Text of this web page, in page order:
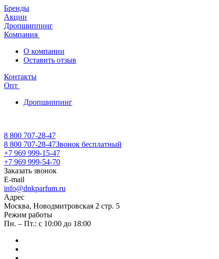
Бренды
Акции
Дропшиппинг
Компания
О компании
Оставить отзыв
Контакты
Опт
Дропшиппинг
8 800 707-28-47
8 800 707-28-47Звонок бесплатный
+7 969 999-15-47
+7 969 999-54-70
Заказать звонок
E-mail
info@dnkparfum.ru
Адрес
Москва, Новодмитровская 2 стр. 5
Режим работы
Пн. – Пт.: с 10:00 до 18:00